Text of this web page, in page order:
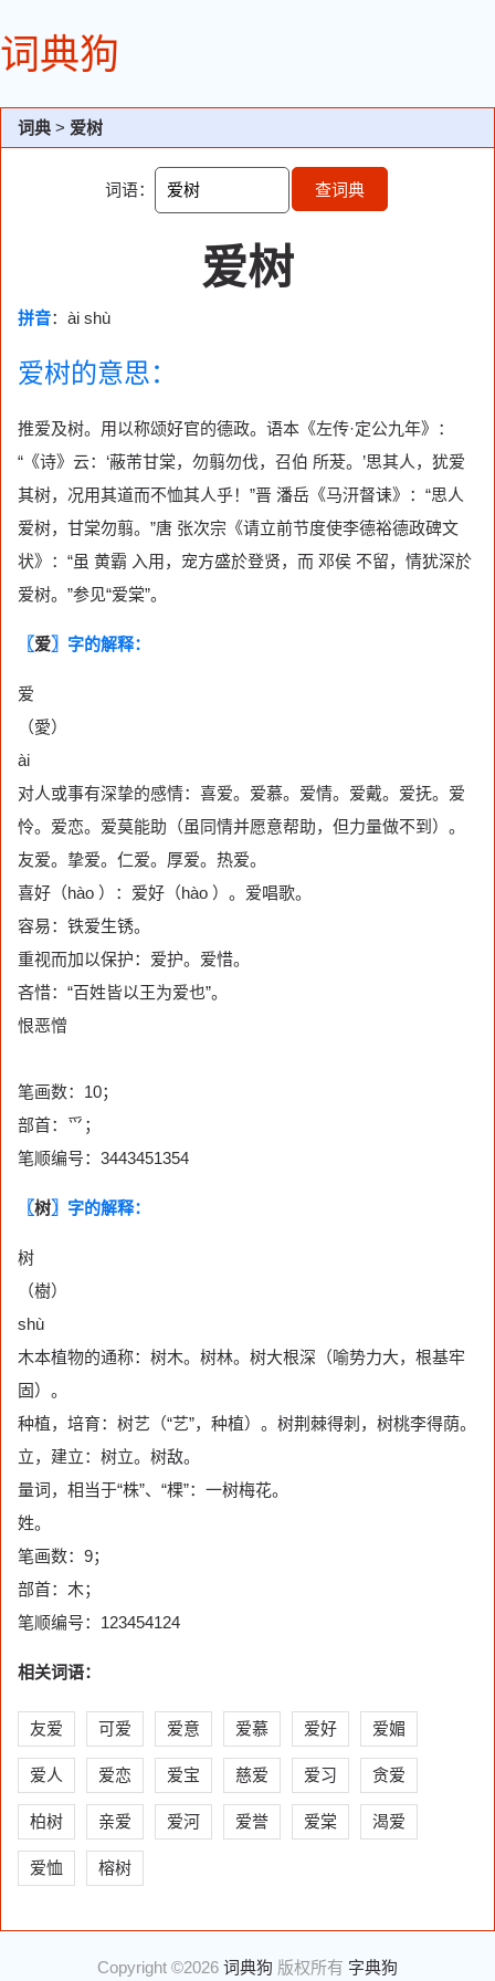
词典狗
词典 > 爱树
词语： 查词典
爱树
拼音：ài shù
爱树的意思：
推爱及树。用以称颂好官的德政。语本《左传·定公九年》：
“《诗》云：‘蔽芾甘棠，勿翦勿伐，召伯 所茇。’思其人，犹爱
其树，况用其道而不恤其人乎！”晋 潘岳《马汧督诔》：“思人
爱树，甘棠勿翦。”唐 张次宗《请立前节度使李德裕德政碑文
状》：“虽 黄霸 入用，宠方盛於登贤，而 邓侯 不留，情犹深於
爱树。”参见“爱棠”。
〖爱〗字的解释：
爱
（愛）
ài
对人或事有深挚的感情：喜爱。爱慕。爱情。爱戴。爱抚。爱
怜。爱恋。爱莫能助（虽同情并愿意帮助，但力量做不到）。
友爱。挚爱。仁爱。厚爱。热爱。
喜好（hào ）：爱好（hào ）。爱唱歌。
容易：铁爱生锈。
重视而加以保护：爱护。爱惜。
吝惜：“百姓皆以王为爱也”。
恨恶憎
笔画数：10；
部首：爫；
笔顺编号：3443451354
〖树〗字的解释：
树
（樹）
shù
木本植物的通称：树木。树林。树大根深（喻势力大，根基牢
固）。
种植，培育：树艺（“艺”，种植）。树荆棘得刺，树桃李得荫。
立，建立：树立。树敌。
量词，相当于“株”、“棵”：一树梅花。
姓。
笔画数：9；
部首：木；
笔顺编号：123454124
相关词语：
友爱 可爱 爱意 爱慕 爱好 爱媚
爱人 爱恋 爱宝 慈爱 爱习 贪爱
柏树 亲爱 爱河 爱誉 爱棠 渴爱
爱恤 榕树
Copyright ©2026 词典狗 版权所有 字典狗